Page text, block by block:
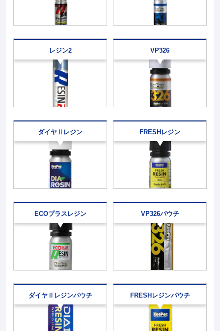
レジン2 VP326
ダイヤⅡレジン FRESHレジン
ECOプラスレジン VP326パウチ
ダイヤⅡレジンパウチ FRESHレジンパウチ